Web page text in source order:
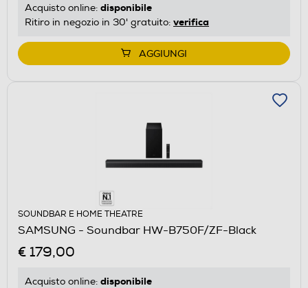
Acquisto online: disponibile
Ritiro in negozio in 30' gratuito: verifica
AGGIUNGI
SOUNDBAR E HOME THEATRE
SAMSUNG - Soundbar HW-B750F/ZF-Black
€ 179,00
Acquisto online: disponibile